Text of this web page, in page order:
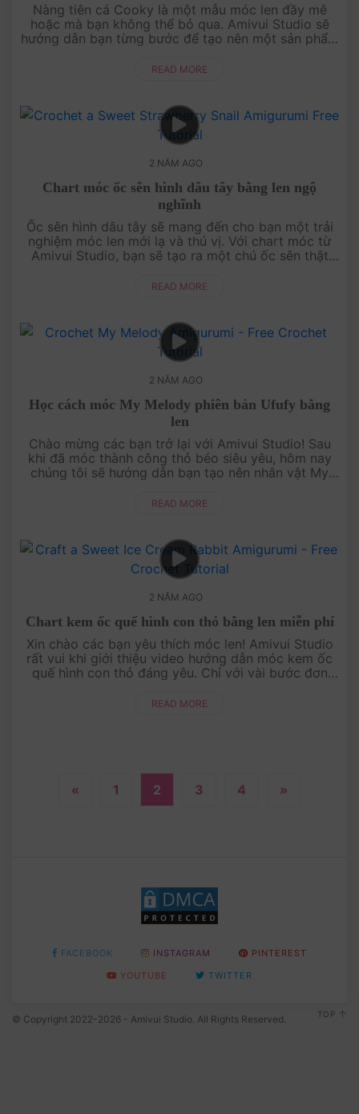
Nàng tiên cá Cooky là một mẫu móc len đầy mê
hoặc mà bạn không thể bỏ qua. Amivui Studio sẽ
hướng dẫn bạn từng bước để tạo nên một sản phẩm
vào làm ngay nhé!....
READ MORE
2 NĂM AGO
Chart móc ốc sên hình dâu tây bằng len ngộ
nghĩnh
Ốc sên hình dâu tây sẽ mang đến cho bạn một trải
nghiệm móc len mới lạ và thú vị. Với chart móc từ
Amivui Studio, bạn sẽ tạo ra một chú ốc sên thật
làm ngay nhé!....
READ MORE
2 NĂM AGO
Học cách móc My Melody phiên bản Ufufy bằng
len
Chào mừng các bạn trở lại với Amivui Studio! Sau
khi đã móc thành công thỏ béo siêu yêu, hôm nay
chúng tôi sẽ hướng dẫn bạn tạo nên nhân vật My
gương mặt đáng yêu, My....
READ MORE
2 NĂM AGO
Chart kem ốc quế hình con thỏ bằng len miễn phí
Xin chào các bạn yêu thích móc len! Amivui Studio
rất vui khi giới thiệu video hướng dẫn móc kem ốc
quế hình con thỏ đáng yêu. Chỉ với vài bước đơn
kem ốc quế mềm mại....
READ MORE
« 1 2 3 4 »
FACEBOOK INSTAGRAM
PINTEREST
YOUTUBE
TWITTER
© Copyright 2022-2026 - Amivui Studio. All Rights Reserved. TOP